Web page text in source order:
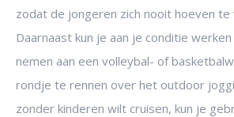
zodat de jongeren zich nooit hoeven te
Daarnaast kun je aan je conditie
nemen aan een volleybal- of
rondje te rennen over het outdoor
zonder kinderen wilt cruisen, kun je